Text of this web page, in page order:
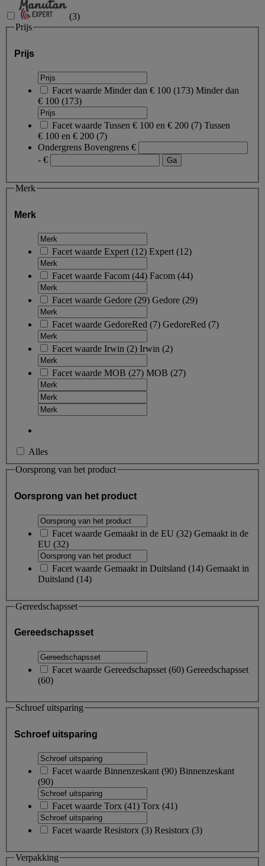
(3)
Prijs
Prijs
Facet waarde Minder dan € 100 (173) Minder dan
€ 100 (173)
Facet waarde Tussen € 100 en € 200 (7) Tussen
€ 100 en € 200 (7)
Ondergrens Bovengrens €
- €
Merk
Merk
Facet waarde Expert(12) Expert(12)
Facet waarde Facom (44) Facom (44)
Facet waarde Gedore (29) Gedore (29)
Facet waarde GedoreRed (7) GedoreRed (7)
Facet waarde Irwin (2) Irwin (2)
Facet waarde MOB (27) MOB (27)
Alles
Oorsprong van het product
Oorsprong van het product
Facet waarde Gemaakt in de EU (32) Gemaakt in de
EU (32)
Facet waarde Gemaakt in Duitsland (14) Gemaakt in
Duitsland (14)
Gereedschapsset
Gereedschapsset
Facet waarde Gereedschapsset (60) Gereedschapsset
(60)
Schroef uitsparing
Schroef uitsparing
Facet waarde Binnenzeskant (90) Binnenzeskant
(90)
Facet waarde Torx (41) Torx (41)
Facet waarde Resistorx (3) Resistorx (3)
Verpakking